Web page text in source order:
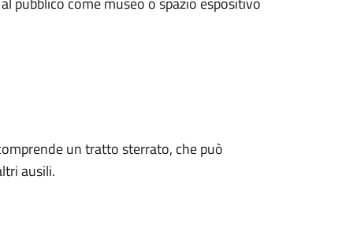
un tratto sterrato, che può
ausili.